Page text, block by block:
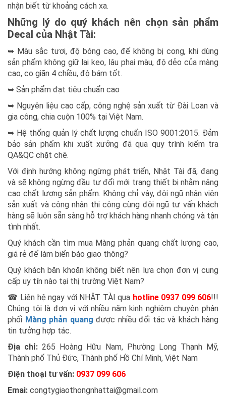
nhận biết từ khoảng cách xa.
Những lý do quý khách nên chọn sản phẩm
Decal của Nhật Tài:
➥ Màu sắc tươi, độ bóng cao, đế không bị cong, khi dùng
sản phẩm không giữ lại keo, lâu phai màu, độ dẻo của màng
cao, co giãn 4 chiều, độ bám tốt.
➥ Sản phẩm đạt tiêu chuẩn cao
➥ Nguyên liệu cao cấp, công nghệ sản xuất từ Đài Loan và
gia công, chia cuộn 100% tại Việt Nam.
➥ Hệ thống quản lý chất lượng chuẩn ISO 9001:2015. Đảm
bảo sản phẩm khi xuất xưởng đã qua quy trình kiểm tra
QA&QC chặt chẽ.
Với định hướng không ngừng phát triển, Nhật Tài đã, đang
và sẽ không ngừng đầu tư đổi mới trang thiết bị nhằm nâng
cao chất lượng sản phẩm. Không chỉ vậy, đội ngũ nhân viên
sản xuất và công nhân thi công cùng đội ngũ tư vấn khách
hàng sẽ luôn sẵn sàng hỗ trợ khách hàng nhanh chóng và tận
tình nhất.
Quý khách cần tìm mua Màng phản quang chất lượng cao,
giá rẻ để làm biển báo giao thông?
Quý khách băn khoăn không biết nên lựa chọn đơn vị cung
cấp uy tín nào tại thị trường Việt Nam?
☎ Liên hệ ngay với NHẬT TÀI qua hotline 0937 099 606!!!
Chúng tôi là đơn vị với nhiều năm kinh nghiệm chuyên phân
phối Màng phản quang được nhiều đối tác và khách hàng
tin tưởng hợp tác.
Địa chỉ: 265 Hoàng Hữu Nam, Phường Long Thạnh Mỹ,
Thành phố Thủ Đức, Thành phố Hồ Chí Minh, Việt Nam
Điện thoại tư vấn: 0937 099 606
Emai: congtygiaothongnhattai@gmail.com